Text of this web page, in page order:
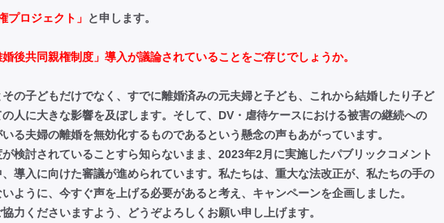
プロジェクト」 と申します。
後共同親権制度」導入が議論されていることをご存じでしょうか。
の子どもだけでなく、すでに離婚済みの元夫婦と子ども、これから結婚したり子ど
人に大きな影響を及ぼします。そして、DV・虐待ケースにおける被害の継続への
る夫婦の離婚を無効化するものであるという懸念の声もあがっています。
検討されていることすら知らないまま、2023年2月に実施したパブリックコメント
導入に向けた審議が進められています。私たちは、重大な法改正が、私たちの手の
ように、今すぐ声を上げる必要があると考え、キャンペーンを企画しました。
力くださいますよう、どうぞよろしくお願い申し上げます。